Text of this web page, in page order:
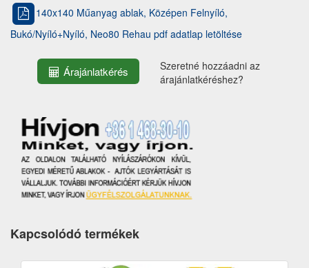
140x140 Műanyag ablak, Középen Felnyíló,
Bukó/Nyíló+Nyíló, Neo80 Rehau pdf adatlap letöltése
Árajánlatkérés
Szeretné hozzáadni az
árajánlatkéréshez?
Kapcsolódó termékek